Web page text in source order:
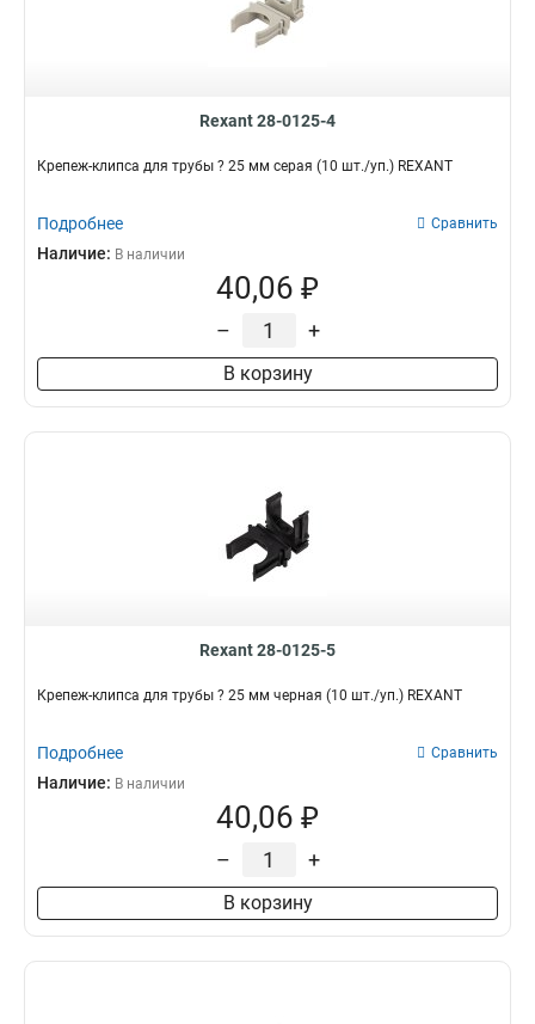
Rexant 28-0125-4
Крепеж-клипса для трубы ? 25 мм серая (10 шт./уп.) REXANT
Подробнее Сравнить
Наличие: В наличии
40,06 ₽
– +
В корзину
Rexant 28-0125-5
Крепеж-клипса для трубы ? 25 мм черная (10 шт./уп.) REXANT
Подробнее Сравнить
Наличие: В наличии
40,06 ₽
– +
В корзину